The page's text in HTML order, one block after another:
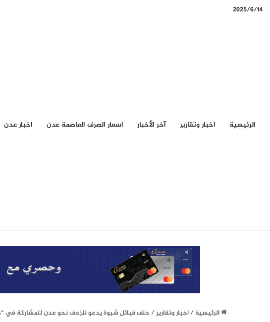
2025/6/14
الرئيسيِة اخبار وتقارير آخر الأخبار اسعار الصرف العاصمة عدن اخبار عدن
الرئيسيِة/اخبار وتقارير/حلف قبائل شبوة يدعو للزحف نحو عدن للمشاركة في